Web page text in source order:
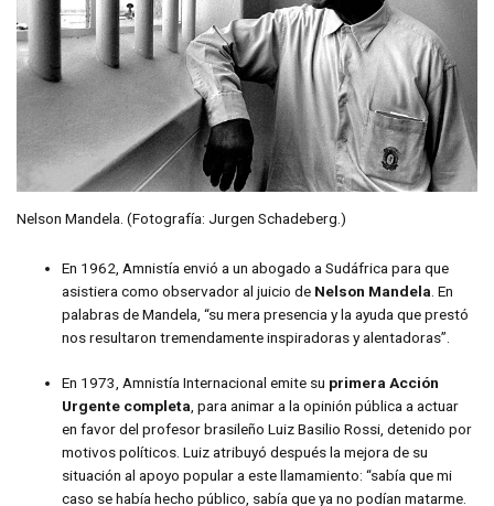
Nelson Mandela. (Fotografía: Jurgen Schadeberg.)
En 1962, Amnistía envió a un abogado a Sudáfrica para que
asistiera como observador al juicio de Nelson Mandela . En
palabras de Mandela, “su mera presencia y la ayuda que prestó
nos resultaron tremendamente inspiradoras y alentadoras”.
En 1973, Amnistía Internacional emite su primera Acción
Urgente completa, para animar a la opinión pública a actuar
en favor del profesor brasileño Luiz Basilio Rossi, detenido por
motivos políticos. Luiz atribuyó después la mejora de su
situación al apoyo popular a este llamamiento: “sabía que mi
caso se había hecho público, sabía que ya no podían matarme.